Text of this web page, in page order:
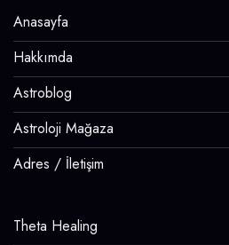
Anasayfa
Hakkımda
Astroblog
Astroloji Mağaza
Adres / İletişim
Theta Healing